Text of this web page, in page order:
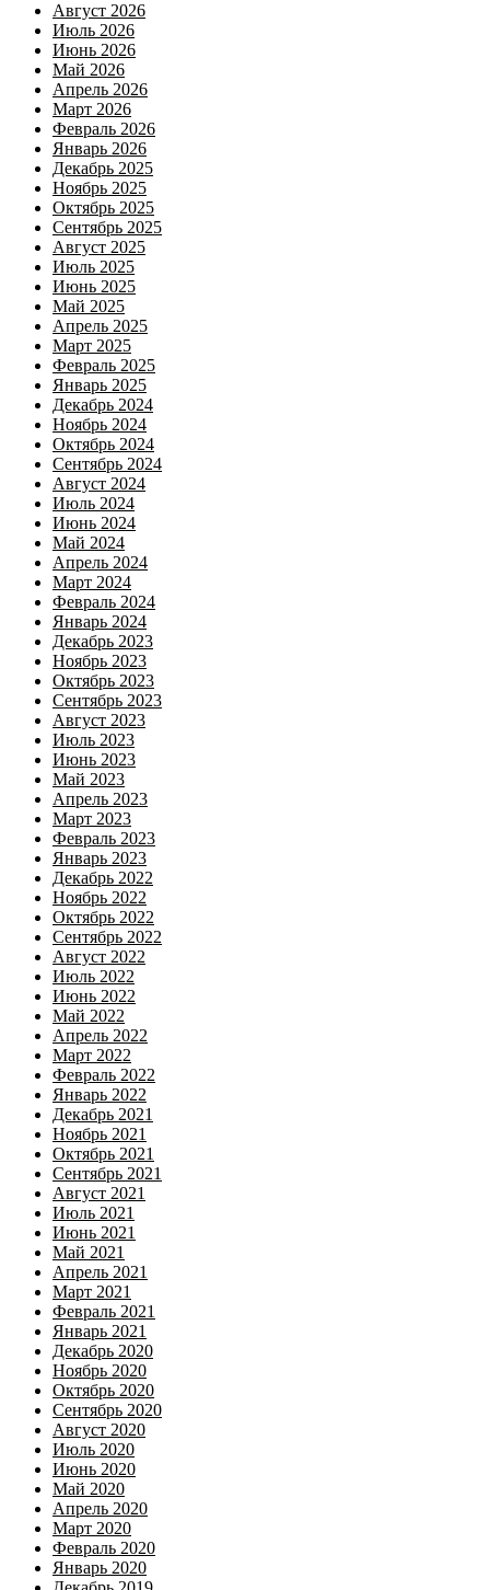
Август 2026
Июль 2026
Июнь 2026
Май 2026
Апрель 2026
Март 2026
Февраль 2026
Январь 2026
Декабрь 2025
Ноябрь 2025
Октябрь 2025
Сентябрь 2025
Август 2025
Июль 2025
Июнь 2025
Май 2025
Апрель 2025
Март 2025
Февраль 2025
Январь 2025
Декабрь 2024
Ноябрь 2024
Октябрь 2024
Сентябрь 2024
Август 2024
Июль 2024
Июнь 2024
Май 2024
Апрель 2024
Март 2024
Февраль 2024
Январь 2024
Декабрь 2023
Ноябрь 2023
Октябрь 2023
Сентябрь 2023
Август 2023
Июль 2023
Июнь 2023
Май 2023
Апрель 2023
Март 2023
Февраль 2023
Январь 2023
Декабрь 2022
Ноябрь 2022
Октябрь 2022
Сентябрь 2022
Август 2022
Июль 2022
Июнь 2022
Май 2022
Апрель 2022
Март 2022
Февраль 2022
Январь 2022
Декабрь 2021
Ноябрь 2021
Октябрь 2021
Сентябрь 2021
Август 2021
Июль 2021
Июнь 2021
Май 2021
Апрель 2021
Март 2021
Февраль 2021
Январь 2021
Декабрь 2020
Ноябрь 2020
Октябрь 2020
Сентябрь 2020
Август 2020
Июль 2020
Июнь 2020
Май 2020
Апрель 2020
Март 2020
Февраль 2020
Январь 2020